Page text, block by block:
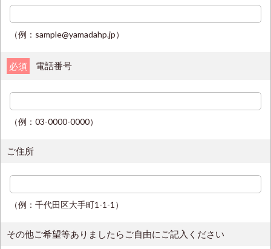
（例：sample@yamadahp.jp）
電話番号
必須
（例：03-0000-0000）
ご住所
（例：千代田区大手町1-1-1）
その他ご希望等ありましたらご自由にご記入ください